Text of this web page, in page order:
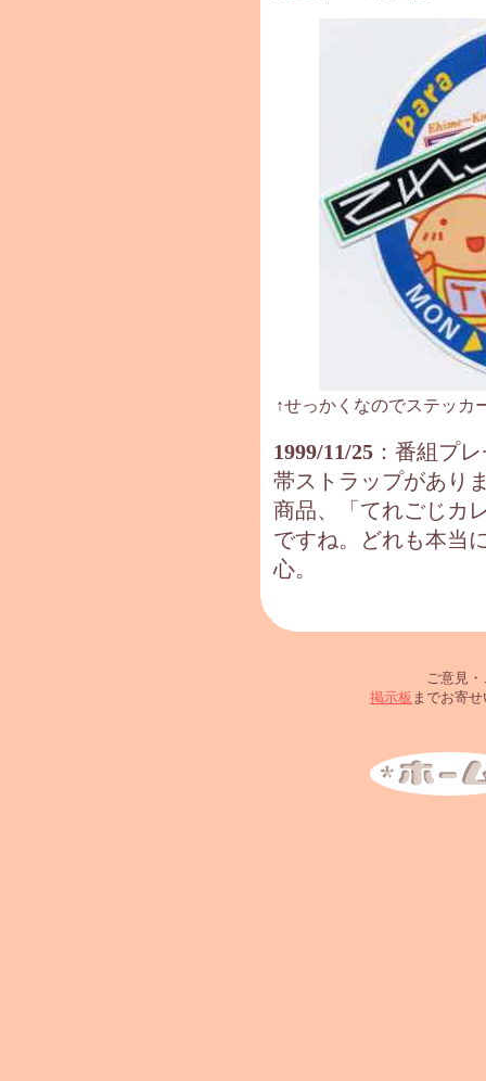
↑せっかくなのでステッカ
1999/11/25 ：番組プ
帯ストラップがあり
商品、「てれごじカ
ですね。どれも本当
心。
ご意見
掲示板 までお寄